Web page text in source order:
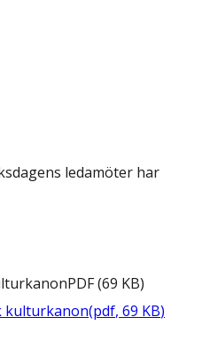
ledamöter har
PDF(69 KB)
kulturkanon(pdf, 69 KB)